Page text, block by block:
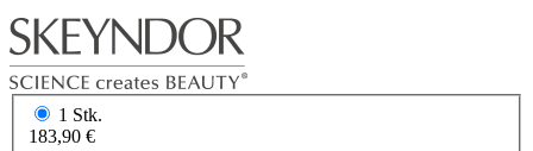
1 Stk.
183,90 €